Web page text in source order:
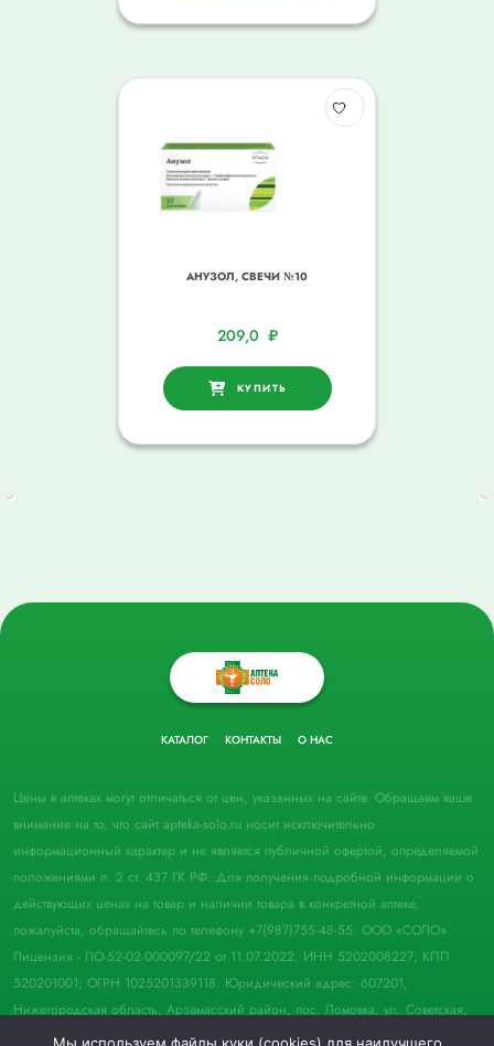
АНУЗОЛ, СВЕЧИ №10
209,0 ₽
КУПИТЬ
КАТАЛОГ КОНТАКТЫ О НАС
Цены в аптеках могут отличаться от цен, указанных на сайте. Обращаем ваше
внимание на то, что сайт apteka-solo.ru носит исключительно
информационный характер и не является публичной офертой, определяемой
положениями п. 2 ст. 437 ГК РФ. Для получения подробной информации о
действующих ценах на товар и наличии товара в конкретной аптеке,
пожалуйста, обращайтесь по телефону +7(987)755-48-55. ООО «СОЛО».
Лицензия - ЛО-52-02-000097/22 от 11.07.2022. ИНН 5202008227; КПП
520201001; ОГРН 1025201339118. Юридический адрес: 607201,
Нижегородская область, Арзамасский район, пос. Ломовка, ул. Советская,
д. 33, пом. 21.